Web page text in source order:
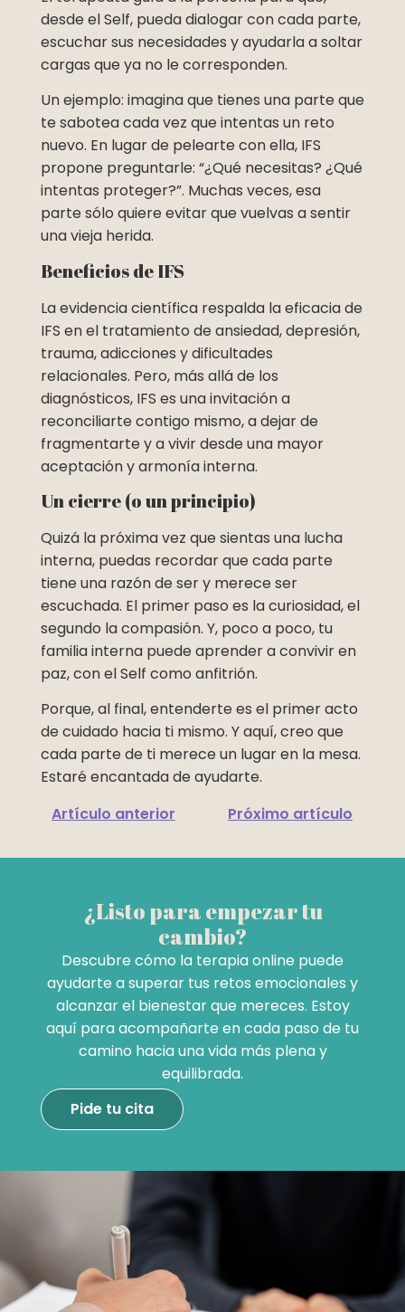
desde el Self, pueda dialogar con cada parte,
escuchar sus necesidades y ayudarla a soltar
cargas que ya no le corresponden.
Un ejemplo: imagina que tienes una parte que
te sabotea cada vez que intentas un reto
nuevo. En lugar de pelearte con ella, IFS
propone preguntarle: “¿Qué necesitas? ¿Qué
intentas proteger?”. Muchas veces, esa
parte sólo quiere evitar que vuelvas a sentir
una vieja herida.
Beneficios de IFS
La evidencia científica respalda la eficacia de
IFS en el tratamiento de ansiedad, depresión,
trauma, adicciones y dificultades
relacionales. Pero, más allá de los
diagnósticos, IFS es una invitación a
reconciliarte contigo mismo, a dejar de
fragmentarte y a vivir desde una mayor
aceptación y armonía interna.
Un cierre (o un principio)
Quizá la próxima vez que sientas una lucha
interna, puedas recordar que cada parte
tiene una razón de ser y merece ser
escuchada. El primer paso es la curiosidad, el
segundo la compasión. Y, poco a poco, tu
familia interna puede aprender a convivir en
paz, con el Self como anfitrión.
Porque, al final, entenderte es el primer acto
de cuidado hacia ti mismo. Y aquí, creo que
cada parte de ti merece un lugar en la mesa.
Estaré encantada de ayudarte.
Artículo anterior
Próximo artículo
¿Listo para empezar tu
cambio?
Descubre cómo la terapia online puede
ayudarte a superar tus retos emocionales y
alcanzar el bienestar que mereces. Estoy
aquí para acompañarte en cada paso de tu
camino hacia una vida más plena y
equilibrada.
Pide tu cita